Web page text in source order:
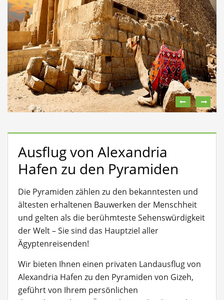
Ausflug von Alexandria
Hafen zu den Pyramiden
Die Pyramiden zählen zu den bekanntesten und
ältesten erhaltenen Bauwerken der Menschheit
und gelten als die berühmteste Sehenswürdigkeit
der Welt – Sie sind das Hauptziel aller
Ägyptenreisenden!
Wir bieten Ihnen einen privaten Landausflug von
Alexandria Hafen zu den Pyramiden von Gizeh,
geführt von Ihrem persönlichen